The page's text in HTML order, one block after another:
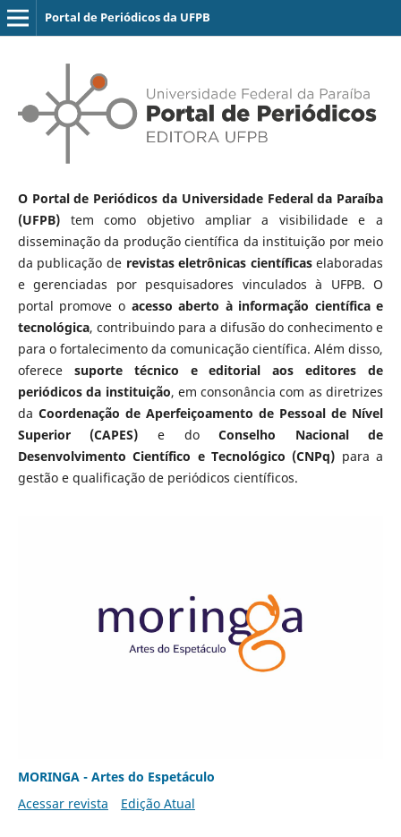
Portal de Periódicos da UFPB
O Portal de Periódicos da Universidade Federal da Paraíba
(UFPB)tem como objetivo ampliar a visibilidade e a
disseminação da produção científica da instituição por meio
da publicação de revistas eletrônicas científicaselaboradas
e gerenciadas por pesquisadores vinculados à UFPB. O
portal promove o acesso aberto à informação científica e
tecnológica, contribuindo para a difusão do conhecimento e
para o fortalecimento da comunicação científica. Além disso,
oferece suporte técnico e editorial aos editores de
periódicos da instituição, em consonância com as diretrizes
da Coordenação de Aperfeiçoamento de Pessoal de Nível
Superior (CAPES) e doConselho Nacional de
Desenvolvimento Científico e Tecnológico (CNPq) para a
gestão e qualificação de periódicos científicos.
MORINGA - Artes do Espetáculo
Acessar revista
Edição Atual